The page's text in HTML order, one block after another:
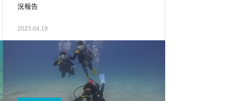
況報告
2023.04.19